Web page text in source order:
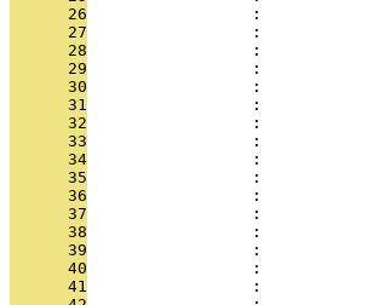
      26
:
      27
:
      28
:
      29
:
      30
:
      31
:
      32
:
      33
:
      34
:
      35
:
      36
:
      37
:
      38
:
      39
:
      40
:
      41
: